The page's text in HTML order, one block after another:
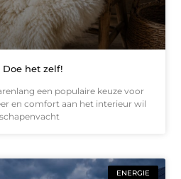
Doe het zelf!
een populaire keuze voor
en comfort aan het interieur wil
ENERGIE